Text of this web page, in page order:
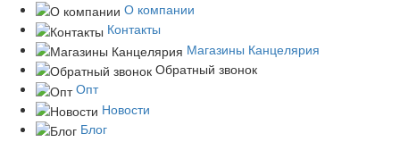
О компании
Контакты
Магазины Канцелярия
Обратный звонок
Опт
Новости
Блог